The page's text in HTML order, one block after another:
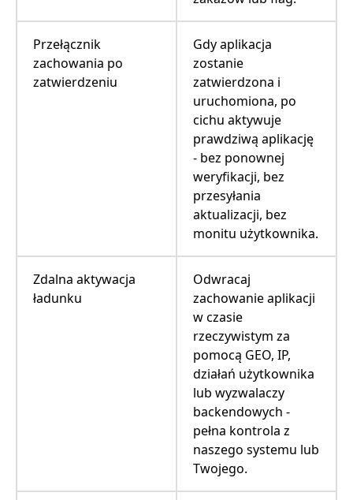
Przełącznik
zachowania po
zatwierdzeniu
Gdy aplikacja
zostanie
zatwierdzona i
uruchomiona, po
cichu aktywuje
prawdziwą aplikację
- bez ponownej
weryfikacji, bez
przesyłania
aktualizacji, bez
monitu użytkownika.
Zdalna aktywacja
ładunku
Odwracaj
zachowanie aplikacji
w czasie
rzeczywistym za
pomocą GEO, IP,
działań użytkownika
lub wyzwalaczy
backendowych -
pełna kontrola z
naszego systemu lub
Twojego.